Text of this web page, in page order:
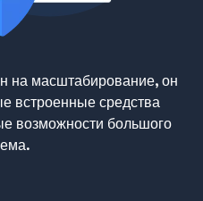
на масштабирование, он
встроенные средства
возможности большого